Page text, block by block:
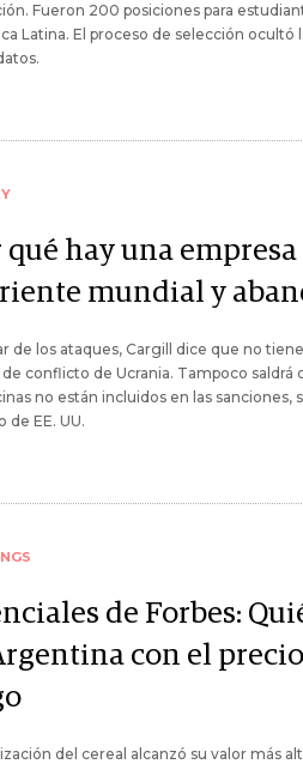
Fueron 200 posiciones para
Latina. El proceso de selección ocultó
qué hay una
mundial y
de los ataques, Cargill dice que no
de conflicto de Ucrania. Tampoco saldrá
no están incluidos en las sanciones,
de EE. UU.
de Forbes:
con el
del cereal alcanzó su valor más